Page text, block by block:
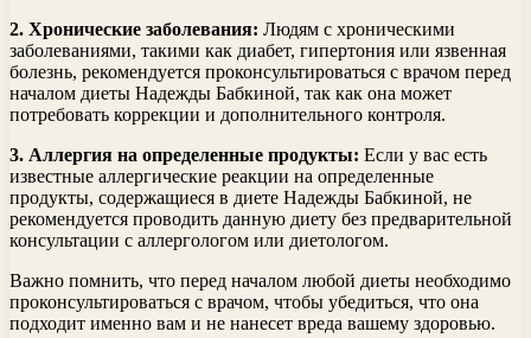
2. Хронические заболевания: Людям с хроническими
заболеваниями, такими как диабет, гипертония или язвенная
болезнь, рекомендуется проконсультироваться с врачом перед
началом диеты Надежды Бабкиной, так как она может
потребовать коррекции и дополнительного контроля.
3. Аллергия на определенные продукты: Если у вас есть
известные аллергические реакции на определенные
продукты, содержащиеся в диете Надежды Бабкиной, не
рекомендуется проводить данную диету без предварительной
консультации с аллергологом или диетологом.
Важно помнить, что перед началом любой диеты необходимо
проконсультироваться с врачом, чтобы убедиться, что она
подходит именно вам и не нанесет вреда вашему здоровью.